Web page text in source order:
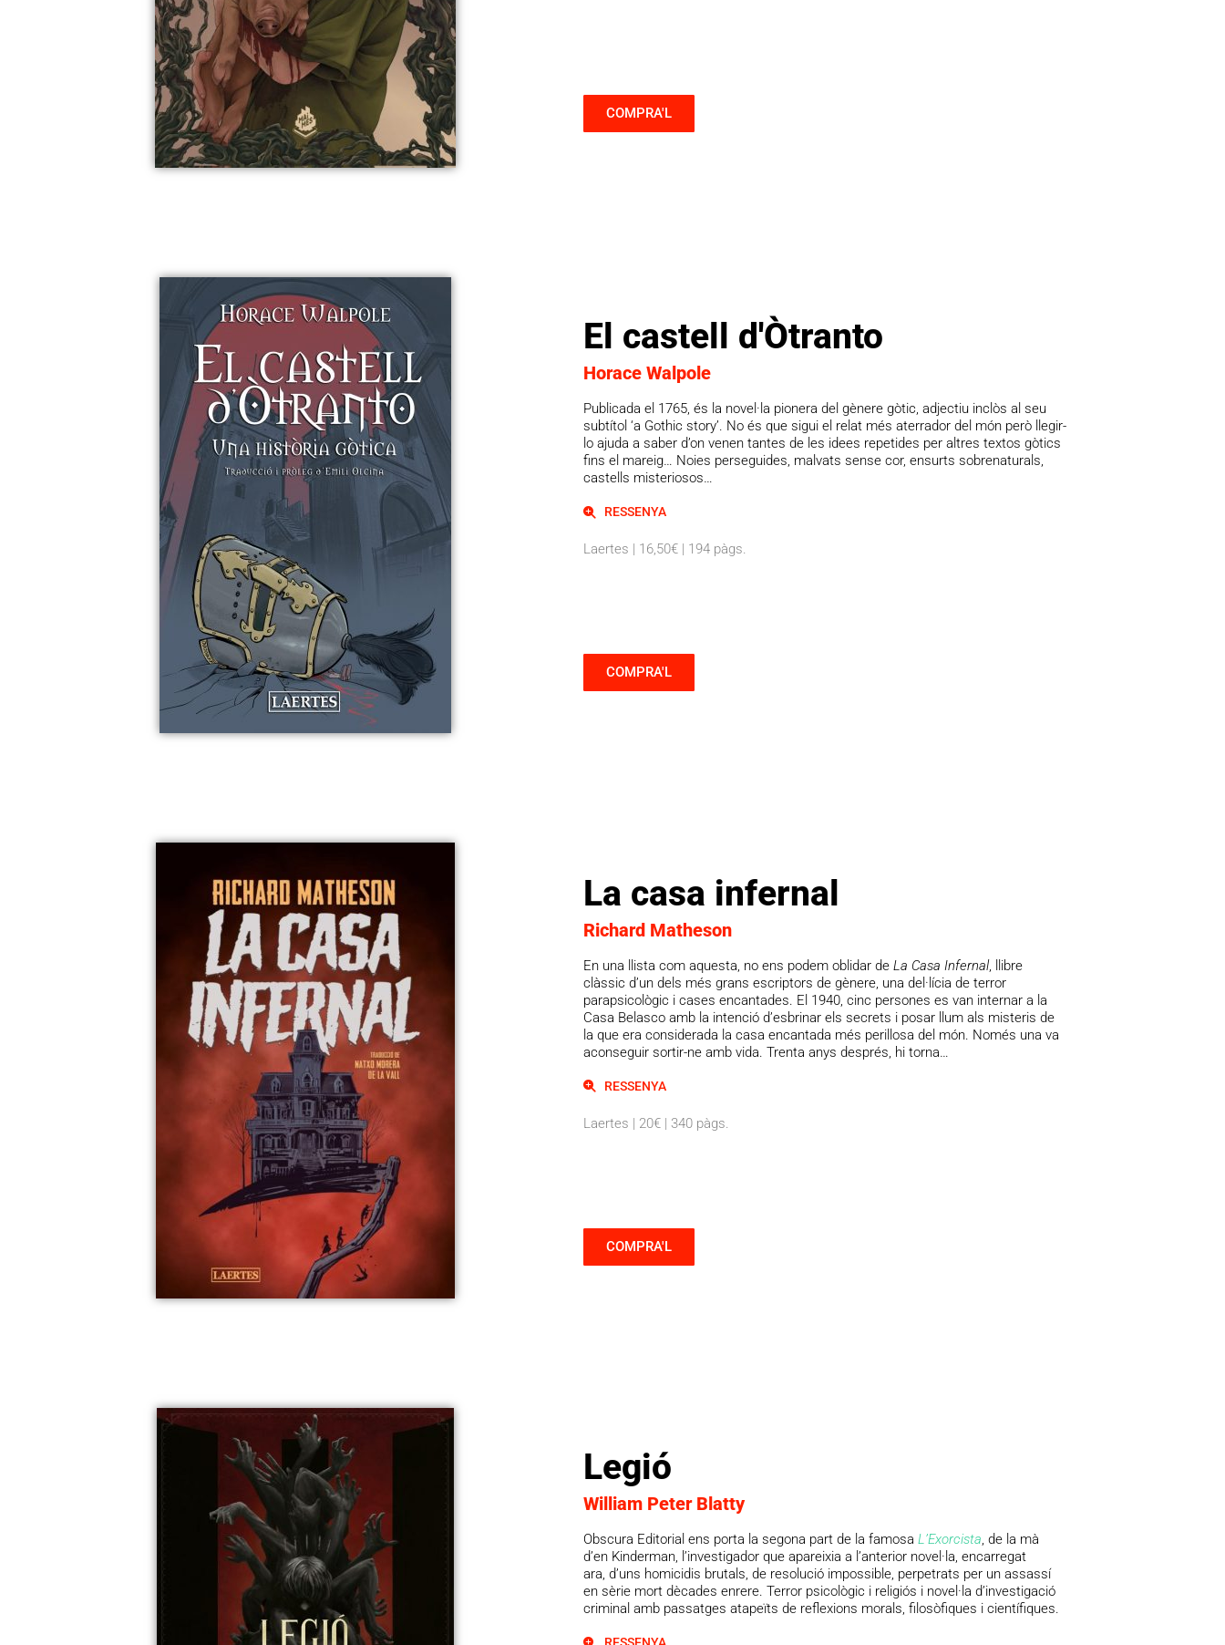
COMPRA'L
El castell d'Òtranto
Horace Walpole
Publicada el 1765, és la novel·la pionera del gènere gòtic, adjectiu inclòs al seu
subtítol ‘a Gothic story’. No és que sigui el relat més aterrador del món però llegir-
lo ajuda a saber d’on venen tantes de les idees repetides per altres textos gòtics
fins el mareig… Noies perseguides, malvats sense cor, ensurts sobrenaturals,
castells misteriosos…
RESSENYA
Laertes | 16,50€ | 194 pàgs.
COMPRA'L
La casa infernal
Richard Matheson
En una llista com aquesta, no ens podem oblidar de La Casa Infernal, llibre
clàssic d’un dels més grans escriptors de gènere, una del·lícia de terror
parapsicològic i cases encantades. El 1940, cinc persones es van internar a la
Casa Belasco amb la intenció d’esbrinar els secrets i posar llum als misteris de
la que era considerada la casa encantada més perillosa del món. Només una va
aconseguir sortir-ne amb vida. Trenta anys després, hi torna…
RESSENYA
Laertes | 20€ | 340 pàgs.
COMPRA'L
Legió
William Peter Blatty
Obscura Editorial ens porta la segona part de la famosa L’Exorcista, de la mà
d’en Kinderman, l’investigador que apareixia a l’anterior novel·la, encarregat
ara, d’uns homicidis brutals, de resolució impossible, perpetrats per un assassí
en sèrie mort dècades enrere. Terror psicològic i religiós i novel·la d’investigació
criminal amb passatges atapeïts de reflexions morals, filosòfiques i científiques.